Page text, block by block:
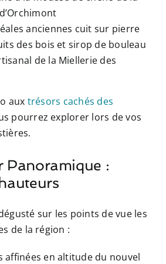
anciennes cuit sur pierre
des bois et sirop de bouleau
de la Miellerie des
aux trésors cachés des
pourrez explorer lors de vos
Panoramique :
sur les points de vue les
de la région :
affinées en altitude du nouvel